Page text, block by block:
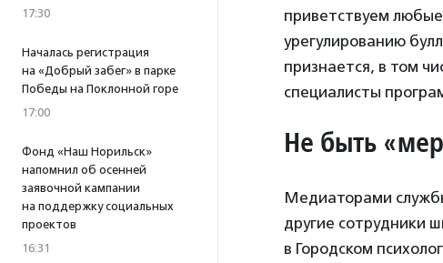
17:30
Началась регистрация
на «Добрый забег» в парке
Победы на Поклонной горе
17:00
Фонд «Наш Норильск»
напомнил об осенней
заявочной кампании
на поддержку социальных
проектов
16:31
приветствуем
урегулированию
признается, в том
специалисты
Не быть
Медиаторами
другие сотрудники
в Городском